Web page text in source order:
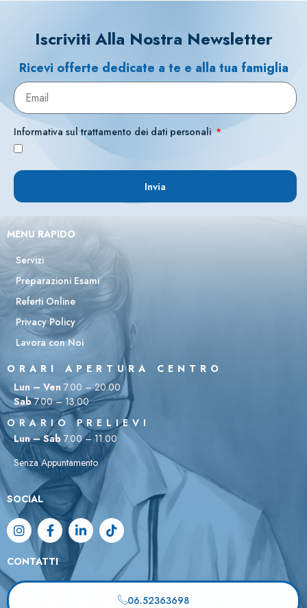
Iscriviti Alla Nostra Newsletter
Ricevi offerte dedicate a te e alla tua famiglia
Informativa sul trattamento dei dati personali
Invia
MENU RAPIDO
Servizi
Preparazioni Esami
Referti Online
Privacy Policy
Lavora con Noi
ORARI APERTURA CENTRO
Lun – Ven 7.00 – 20.00
Sab7.00 – 13.00
ORARIO PRELIEVI
Lun – Sab 7.00 – 11.00
Senza Appuntamento
SOCIAL
CONTATTI
06.52363698